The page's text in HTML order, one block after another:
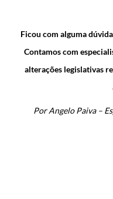
Ficou com alguma
Contamos com
alterações legislativas
Por Angelo Paiva –